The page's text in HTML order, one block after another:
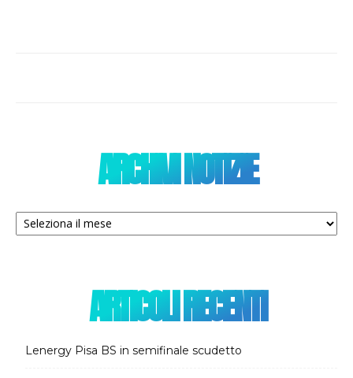
ARCHIVI NOTIZIE
Archivi
notizie
ARTICOLI RECENTI
Lenergy Pisa BS in semifinale scudetto